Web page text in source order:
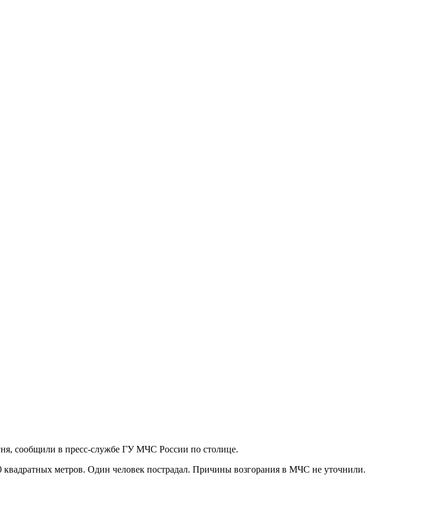
сообщили в пресс-службе ГУ МЧС России по столице.
метров. Один человек пострадал. Причины возгорания в МЧС не уточнили.